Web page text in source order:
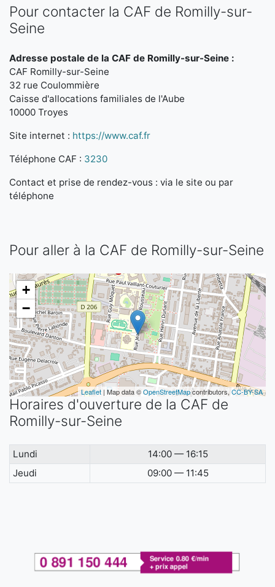
Pour contacter la CAF de Romilly-sur-
Seine
Adresse postale de la CAF de Romilly-sur-Seine :
CAF Romilly-sur-Seine
32 rue Coulommière
Caisse d'allocations familiales de l'Aube
10000 Troyes
Site internet : https://www.caf.fr
Téléphone CAF : 3230
Contact et prise de rendez-vous : via le site ou par
téléphone
Pour aller à la CAF de Romilly-sur-Seine
+
−
Leaflet | Map data ©OpenStreetMapcontributors, CC-BY-SA
Horaires d'ouverture de la CAF de
Romilly-sur-Seine
Lundi
14:00 — 16:15
Jeudi
09:00 — 11:45